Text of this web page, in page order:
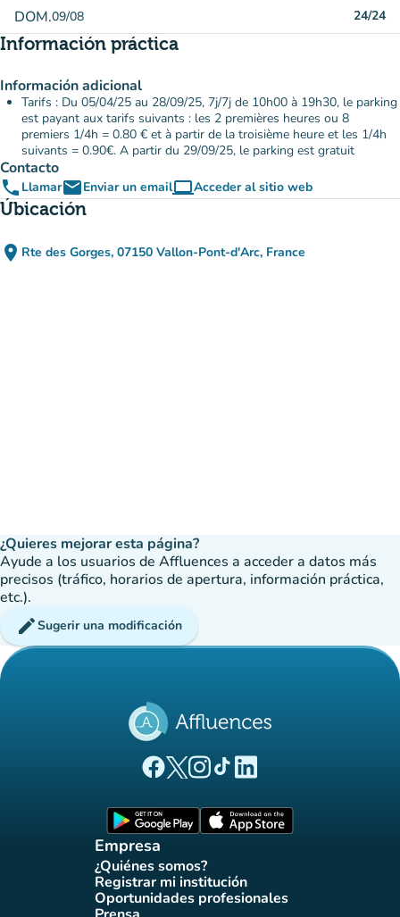
DOM.09/08 24/24
Información práctica
Información adicional
Tarifs : Du 05/04/25 au 28/09/25, 7j/7j de 10h00 à 19h30, le parking
est payant aux tarifs suivants : les 2 premières heures ou 8
premiers 1/4h = 0.80 € et à partir de la troisième heure et les 1/4h
suivants = 0.90€. A partir du 29/09/25, le parking est gratuit
Contacto
phone LlamaremailEnviar un emailcomputerAcceder al sitio web
(nueva pestaña)
Úbicación
place Rte des Gorges, 07150 Vallon-Pont-d'Arc, France
(abrir en Google Maps)
(nueva pestaña)
¿Quieres mejorar esta página?
Ayude a los usuarios de Affluences a acceder a datos más
precisos (tráfico, horarios de apertura, información práctica,
etc.).
editSugerir una modificación
(nueva pestaña)
(nueva pestaña)
(nueva pestaña)
(nueva pestaña)
(nueva pestaña)
Empresa
¿Quiénes somos?
(nueva pestaña)
Registrar mi institución
(nueva pestaña)
Oportunidades profesionales
(nueva pestaña)